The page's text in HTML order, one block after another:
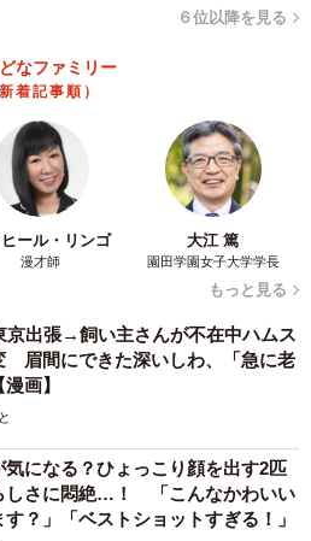
てみると、やはりシティ・ポッ
クターからの人気が高く、特に
由実、山下達郎などがよく好ま
店で扱うジャズはやや中高年の
は若い世代を中心に支持されて
ことろ、「こっちに日本人のス
奥にいたTさんという若い男性を
イツのレコード店を経て、数カ
たという。実は前回も店の奥に
。
は、近年アナログレコードの人
注目されていますし、ヨーロッ
６位以降を見る
なファミリー
新着記事順）
ール・リンゴ
漫才師
大江 篤
園田学園女子大学学長
もっと見る
京出張→飼い主さんが不在中ハムス
眉間にできた深いしわ、「急に老
画】
気になる？ひょっこり顔を出す2匹
しさに悶絶…！ 「こんなかわいい
？」「ベストショットすぎる！」